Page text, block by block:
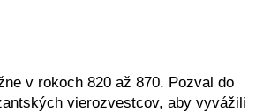
v rokoch 820 až 870. Pozval do
vierozvestcov, aby vyvážili